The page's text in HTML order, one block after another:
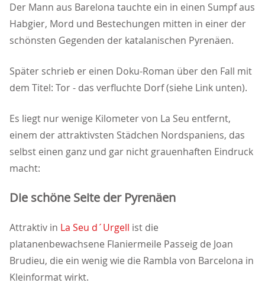
Der Mann aus Barelona tauchte ein in einen Sumpf aus
Habgier, Mord und Bestechungen mitten in einer der
schönsten Gegenden der katalanischen Pyrenäen.
Später schrieb er einen Doku-Roman über den Fall mit
dem Titel: Tor - das verfluchte Dorf (siehe Link unten).
Es liegt nur wenige Kilometer von La Seu entfernt,
einem der attraktivsten Städchen Nordspaniens, das
selbst einen ganz und gar nicht grauenhaften Eindruck
macht:
Die schöne Seite der Pyrenäen
Attraktiv in La Seu d´Urgell ist die
platanenbewachsene Flaniermeile Passeig de Joan
Brudieu, die ein wenig wie die Rambla von Barcelona in
Kleinformat wirkt.